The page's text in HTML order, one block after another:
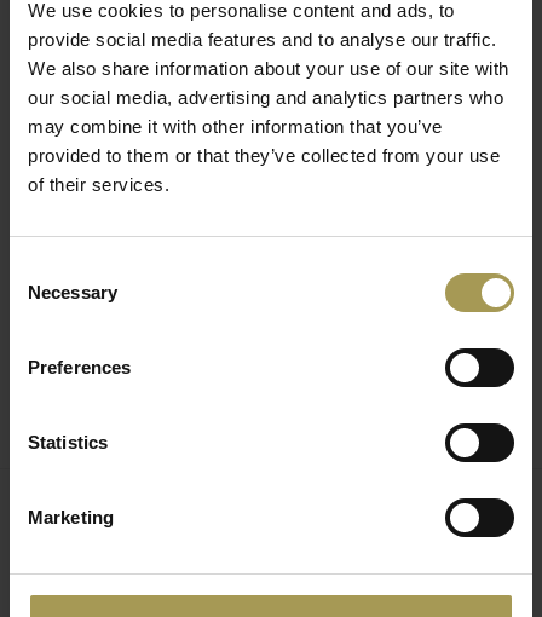
We use cookies to personalise content and ads, to
provide social media features and to analyse our traffic.
We also share information about your use of our site with
our social media, advertising and analytics partners who
may combine it with other information that you’ve
provided to them or that they’ve collected from your use
of their services.
Selection
Necessary
Preferences
Statistics
Marketing
Ontwerp: Bosse Dauphin
Materiaal:verchroomd stalen buis, melamine
Maten:166h x 80,2b x 43d cm
Kleur:aluzilver en zwart